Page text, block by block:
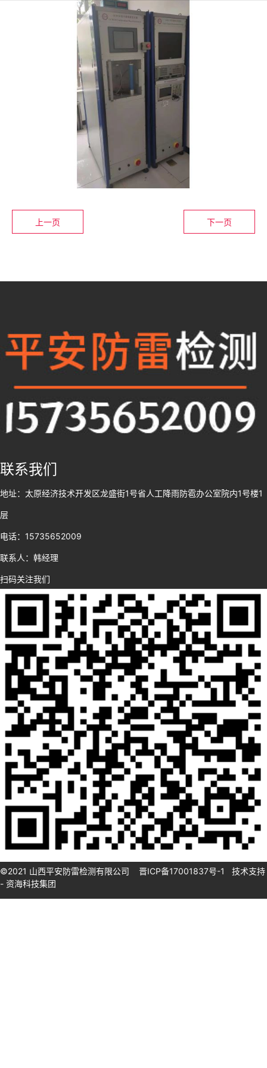
上一页 下一页
联系我们
地址：太原经济技术开发区龙盛街1号省人工降雨防雹办公室院内1号楼1
层
电话：15735652009
联系人：韩经理
扫码关注我们
©2021 山西平安防雷检测有限公司 晋ICP备17001837号-1 技术支持
- 资海科技集团